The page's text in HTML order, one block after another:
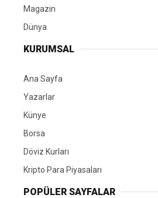
Magazin
Dünya
KURUMSAL
Ana Sayfa
Yazarlar
Künye
Borsa
Döviz Kurları
Kripto Para Piyasaları
POPÜLER SAYFALAR